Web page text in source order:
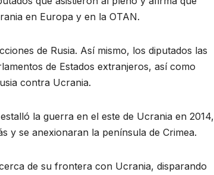
en Europa y en la OTAN.
de Rusia. Así mismo, los diputados las
de Estados extranjeros, así como
contra Ucrania.
la guerra en el este de Ucrania en 2014,
y se anexionaran la península de Crimea.
de su frontera con Ucrania, disparando